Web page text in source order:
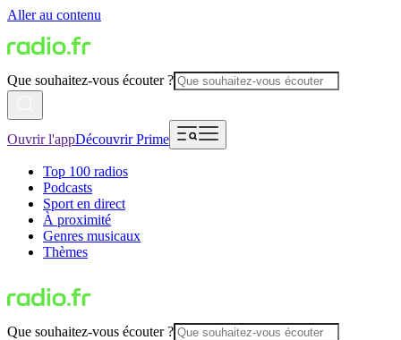
Aller au contenu
Que souhaitez-vous écouter ?
Ouvrir l'appDécouvrir Prime
Top 100 radios
Podcasts
Sport en direct
À proximité
Genres musicaux
Thèmes
Que souhaitez-vous écouter ?